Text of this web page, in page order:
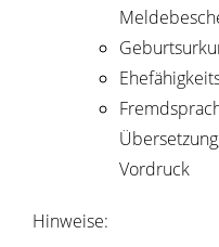
Vordruck
Hinweise: